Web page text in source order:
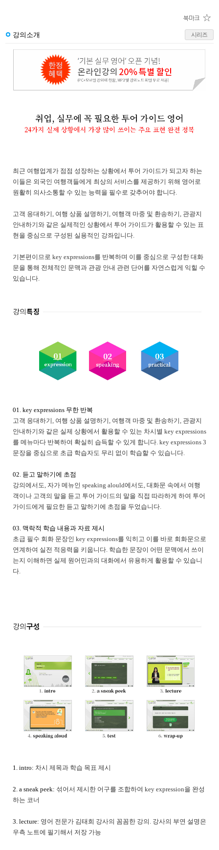
강의소개 시리즈
최근 여행업계가 점점 성장하는 상황에서 투어 가이드가 되고자 하는
이들은 외국인 여행객들에게 최상의 서비스를 제공하기 위해 영어로
원활히 의사소통할 수 있는 능력을 필수로 갖추어야 합니다.
고객 응대하기, 여행 상품 설명하기, 여행객 마중 및 환송하기, 관광지
안내하기와 같은 실제적인 상황에서 투어 가이드가 활용할 수 있는 표
현을 중심으로 구성된 실용적인 강좌입니다.
기본편이므로 key expressions를 반복하며 이를 중심으로 구성한 대화
문을 통해 전체적인 문맥과 관광 안내 관련 단어를 자연스럽게 익힐 수
있습니다.
01. key expressions 무한 반복
고객 응대하기, 여행 상품 설명하기, 여행객 마중 및 환송하기, 관광지
안내하기와 같은 실제 상황에서 활용할 수 있는 차시별 key expressions
를 메뉴마다 반복하여 확실히 습득할 수 있게 합니다. key expressions 3
문장을 중심으로 초급 학습자도 무리 없이 학습할 수 있습니다.
02. 듣고 말하기에 초점
강의에서도, 자가 메뉴인 speaking alould에서도, 대화문 속에서 여행
객이나 고객의 말을 듣고 투어 가이드의 말을 직접 따라하게 하여 투어
가이드에게 필요한 듣고 말하기에 초점을 두었습니다.
03. 맥락적 학습 내용과 자료 제시
초급 필수 회화 문장인 key expressions를 익히고 이를 바로 회화문으로
연계하여 실전 적응력을 키웁니다. 학습한 문장이 어떤 문맥에서 쓰이
는지 이해하면 실제 원어민과의 대화에서 유용하게 활용할 수 있습니
다.
1. intro: 차시 제목과 학습 목표 제시
2. a sneak peek: 섞어서 제시한 어구를 조합하여 key expression을 완성
하는 코너
3. lecture: 영어 전문가 김태희 강사의 꼼꼼한 강의. 강사의 부연 설명은
우측 노트에 필기해서 저장 가능